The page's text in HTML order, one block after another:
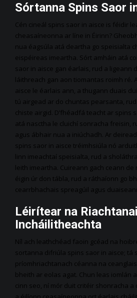
Sórtanna Spins Saor
Cén cineál spins saor in aisce is féidir
cheasaíneonna ar líne in Éirinn?
nua éagsúla atá deartha go speisialta
eispéireas imeartha. Sórt amháin atá
saor in aisce gan éarlais, rud a ligeann
láithreach gan aon tiomantas roimh ré.
aisce le éarlais ann, a thugann duais
tú airgead ar do chuntas pearsanta,
chiste airgid. D’fhéadfá teacht ar spins
atá nasctha le cluichí sonracha freisin,
agus ábhair nua a iniúchadh. Ar
spins saor in aisce tréimhsiúla nó
linn imeachtaí speisialta, rud a
leith imeartha. Cuireann gach ceann
éigin úr don tábla, rud a ráthaíonn go
cearrbhachais spreagúil agus
Léirítear na
Incháilitheachta
Níl ach leathchéad faoin gcéad na
sortanna difriúla spins saor in aisce; tá
príomhriachtanach céanna na
bheith ar eolas agat. Chun leas iomlán
cinn seo, ní mór duit critéir shonracha a